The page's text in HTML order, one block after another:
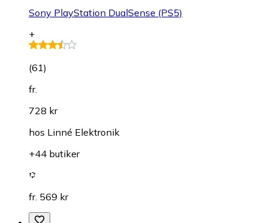
Sony PlayStation DualSense (PS5)
+
(61)
fr.
728 kr
hos Linné Elektronik
+44 butiker
fr. 569 kr